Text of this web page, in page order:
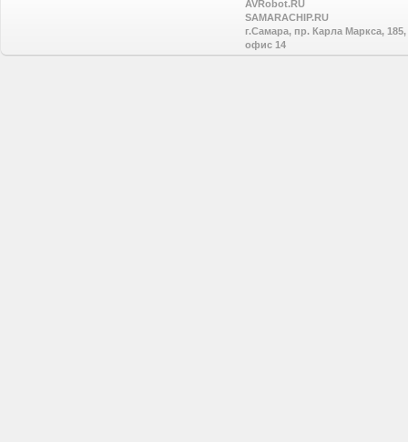
AVRobot.RU
SAMARACHIP.RU
г.Самара, пр. Карла Маркса, 185,
офис 14